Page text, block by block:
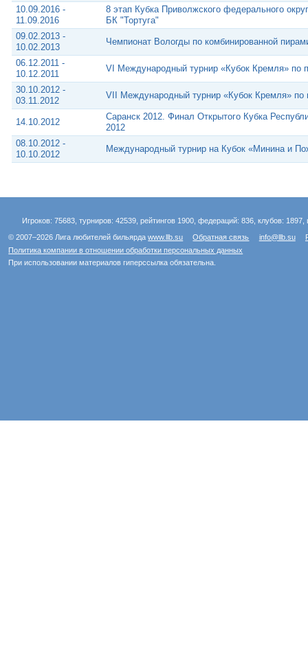
10.09.2016 -
11.09.2016
8 этап Кубка Приволжского федерального
БК "Тортуга"
09.02.2013 -
10.02.2013
Чемпионат Вологды по комбинированной
06.12.2011 -
10.12.2011
VI Международный турнир «Кубок Кремля» по
30.10.2012 -
03.11.2012
VII Международный турнир «Кубок Кремля»
14.10.2012
Саранск 2012. Финал Открытого Кубка
2012
08.10.2012 -
10.10.2012
Международный турнир на Кубок «Минина и
Игроков: 75683, турниров: 42539, рейтингов 1900, федераций: 836, клубов:
© 2007–2026 Лига любителей бильярдаwww.llb.su Обратная связь info@llb.su
Политика компании в отношении обработки персональных данных
При использовании материалов гиперссылка обязательна.